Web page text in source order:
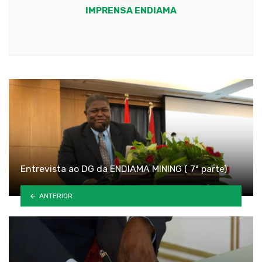
IMPRENSA ENDIAMA
Entrevista ao DG da ENDIAMA MINING ( 7ª parte)
ANTERIOR